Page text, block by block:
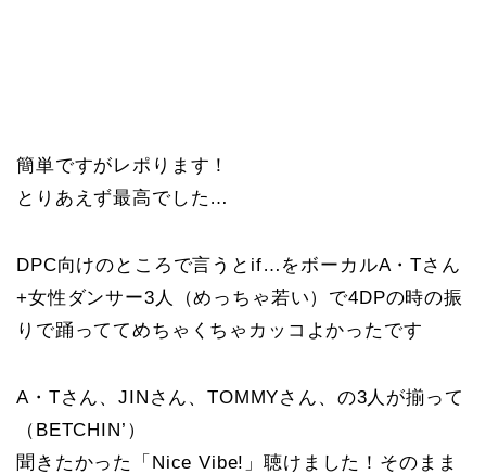
簡単ですがレポります！
とりあえず最高でした…
DPC向けのところで言うとif…をボーカルA・Tさん
+女性ダンサー3人（めっちゃ若い）で4DPの時の振
りで踊っててめちゃくちゃカッコよかったです
A・Tさん、JINさん、TOMMYさん、の3人が揃って
（BETCHIN’）
聞きたかった「Nice Vibe!」聴けました！そのまま